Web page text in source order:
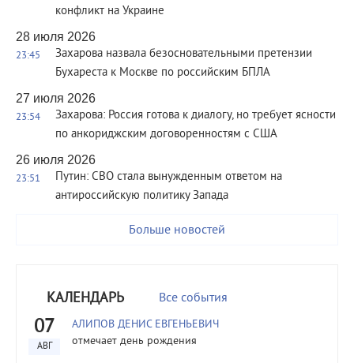
конфликт на Украине
28 июля 2026
23:45
Захарова назвала безосновательными претензии
Бухареста к Москве по российским БПЛА
27 июля 2026
23:54
Захарова: Россия готова к диалогу, но требует ясности
по анкориджским договоренностям с США
26 июля 2026
23:51
Путин: СВО стала вынужденным ответом на
антироссийскую политику Запада
Больше новостей
КАЛЕНДАРЬ Все события
07
АВГ
АЛИПОВ ДЕНИС ЕВГЕНЬЕВИЧ
отмечает день рождения